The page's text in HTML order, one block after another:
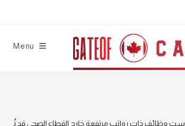
Menu
ست وظائف ذات رواتب مرتفعة خارج القطاع الصحي قد تُسرّع